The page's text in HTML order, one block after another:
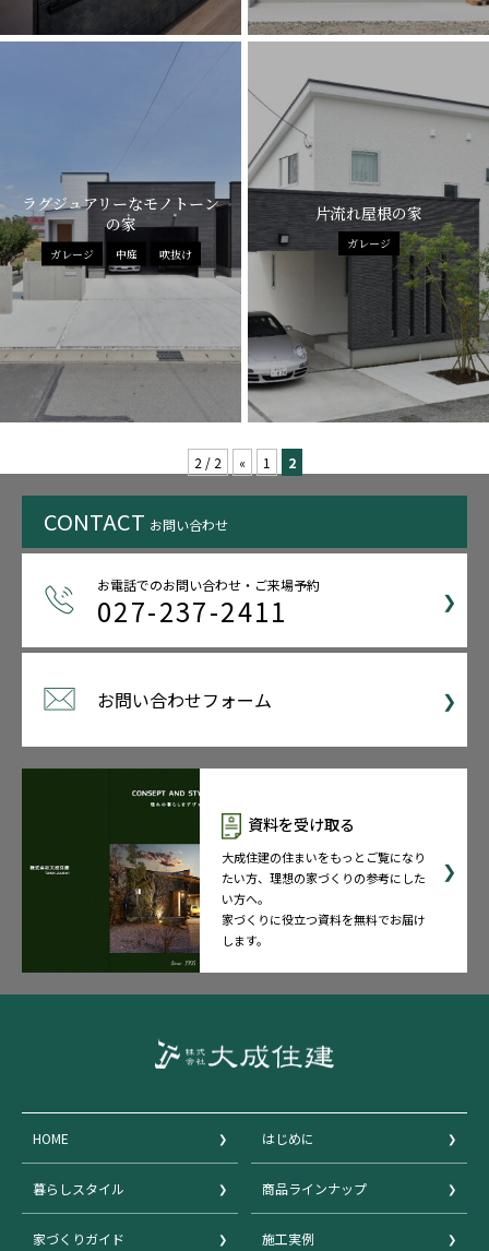
ラグジュアリーなモノトーン
の家
ガレージ 中庭 吹抜け
片流れ屋根の家
ガレージ
2 / 2 « 1 2
CONTACT お問い合わせ
お電話でのお問い合わせ・ご来場予約
027-237-2411
お問い合わせフォーム
資料を受け取る
大成住建の住まいをもっとご覧になり
たい方、理想の家づくりの参考にした
い方へ。
家づくりに役立つ資料を無料でお届け
します。
HOME はじめに
暮らしスタイル 商品ラインナップ
家づくりガイド 施工実例